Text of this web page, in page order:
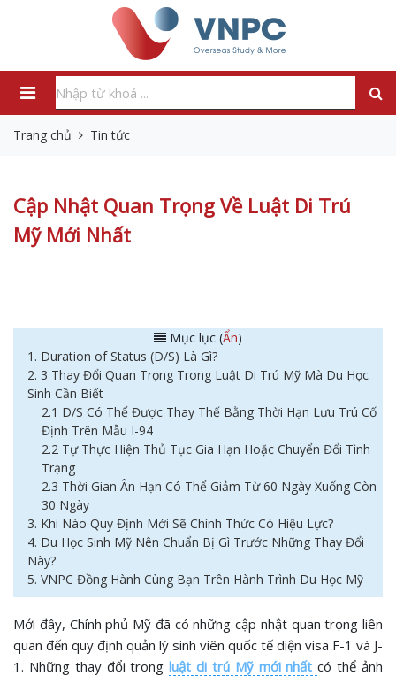
Trang chủ Tin tức
Cập Nhật Quan Trọng Về Luật Di Trú
Mỹ Mới Nhất
Mục lục (Ẩn)
1. Duration of Status (D/S) Là Gì?
2. 3 Thay Đổi Quan Trọng Trong Luật Di Trú Mỹ Mà Du Học
Sinh Cần Biết
2.1 D/S Có Thể Được Thay Thế Bằng Thời Hạn Lưu Trú Cố
Định Trên Mẫu I-94
2.2 Tự Thực Hiện Thủ Tục Gia Hạn Hoặc Chuyển Đổi Tình
Trạng
2.3 Thời Gian Ân Hạn Có Thể Giảm Từ 60 Ngày Xuống Còn
30 Ngày
3. Khi Nào Quy Định Mới Sẽ Chính Thức Có Hiệu Lực?
4. Du Học Sinh Mỹ Nên Chuẩn Bị Gì Trước Những Thay Đổi
Này?
5. VNPC Đồng Hành Cùng Bạn Trên Hành Trình Du Học Mỹ
Mới đây, Chính phủ Mỹ đã có những cập nhật quan trọng liên
quan đến quy định quản lý sinh viên quốc tế diện visa F-1 và J-
1. Những thay đổi trongluật di trú Mỹ mới nhất có thể ảnh